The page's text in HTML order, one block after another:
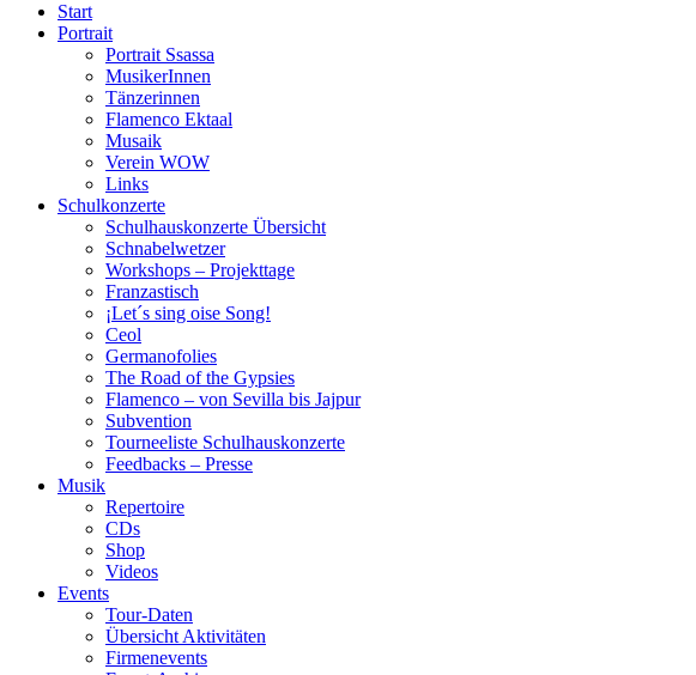
Start
Portrait
Portrait Ssassa
MusikerInnen
Tänzerinnen
Flamenco Ektaal
Musaik
Verein WOW
Links
Schulkonzerte
Schulhauskonzerte Übersicht
Schnabelwetzer
Workshops – Projekttage
Franzastisch
¡Let´s sing oise Song!
Ceol
Germanofolies
The Road of the Gypsies
Flamenco – von Sevilla bis Jajpur
Subvention
Tourneeliste Schulhauskonzerte
Feedbacks – Presse
Musik
Repertoire
CDs
Shop
Videos
Events
Tour-Daten
Übersicht Aktivitäten
Firmenevents